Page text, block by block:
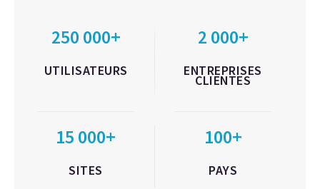
250 000+
UTILISATEURS
2 000+
ENTREPRISES
CLIENTES
15 000+
SITES
100+
PAYS